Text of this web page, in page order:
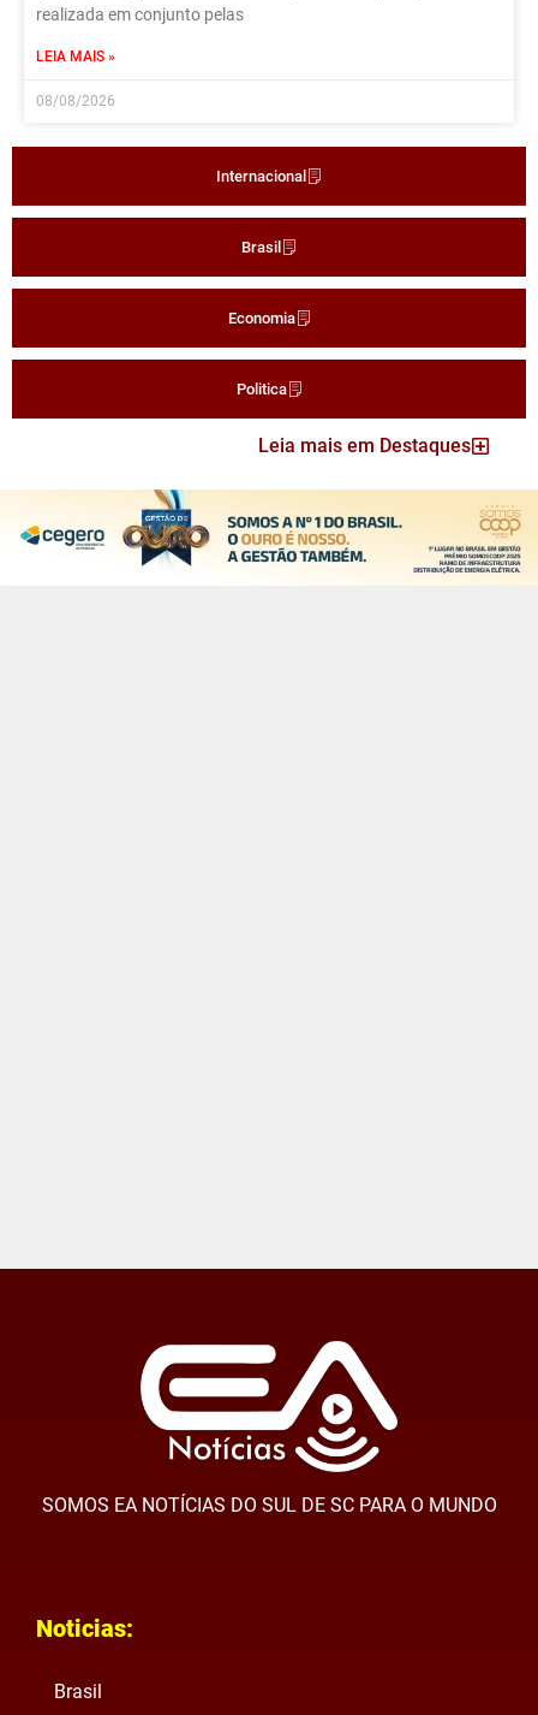
Internacional
Brasil
Economia
Politica
realizada em conjunto pelas
LEIA MAIS »
08/08/2026
Leia mais em Destaques
SOMOS EA NOTÍCIAS DO SUL DE SC PARA O MUNDO
Noticias:
Brasil